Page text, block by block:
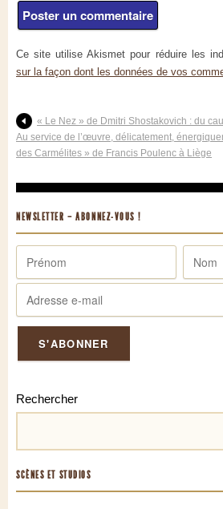
Ce site utilise Akismet pour réduire les
sur la façon dont les données de vos
« Le Nez » de Dmitri Shostakovich : du
Au service de l’œuvre, délicatement,
des Carmélites » de Francis Poulenc à Liège
NEWSLETTER – ABONNEZ-VOUS !
Rechercher
SCÈNES ET STUDIOS